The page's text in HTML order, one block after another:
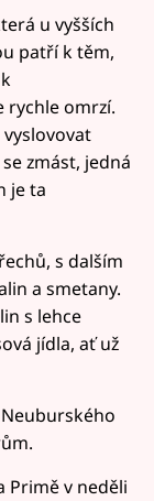
u vyšších
patří k těm,
rychle omrzí.
zmást, jedná
je ta
s dalším
a smetany.
s lehce
jídla, ať už
Primě v neděli